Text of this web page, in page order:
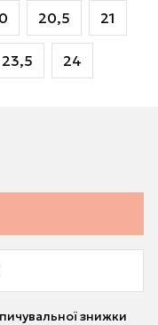
20,5 21
23,5 24
знижки